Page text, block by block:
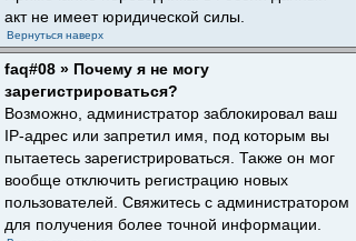
акт не имеет юридической силы.
Вернуться наверх
faq#08 » Почему я не могу
зарегистрироваться?
Возможно, администратор заблокировал ваш
IP-адрес или запретил имя, под которым вы
пытаетесь зарегистрироваться. Также он мог
вообще отключить регистрацию новых
пользователей. Свяжитесь с администратором
для получения более точной информации.